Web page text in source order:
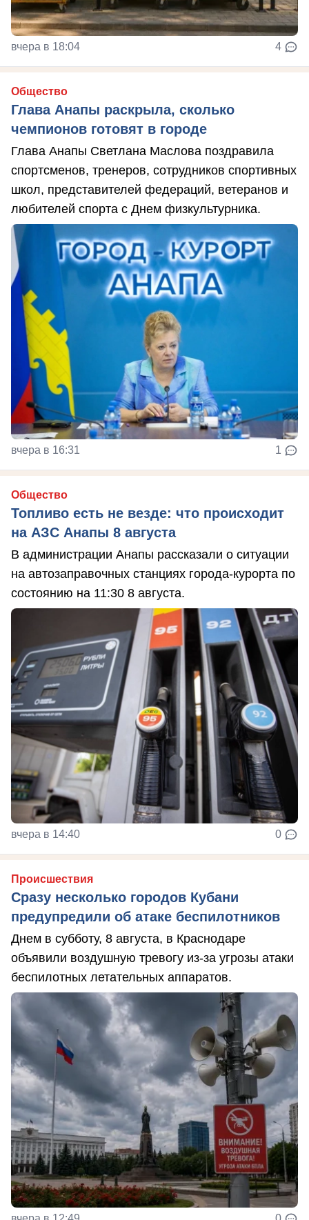
вчера в 18:04 4
Общество
Глава Анапы раскрыла, сколько
чемпионов готовят в городе
Глава Анапы Светлана Маслова поздравила
спортсменов, тренеров, сотрудников спортивных
школ, представителей федераций, ветеранов и
любителей спорта с Днем физкультурника.
вчера в 16:31 1
Общество
Топливо есть не везде: что происходит
на АЗС Анапы 8 августа
В администрации Анапы рассказали о ситуации
на автозаправочных станциях города-курорта по
состоянию на 11:30 8 августа.
вчера в 14:40 0
Происшествия
Сразу несколько городов Кубани
предупредили об атаке беспилотников
Днем в субботу, 8 августа, в Краснодаре
объявили воздушную тревогу из-за угрозы атаки
беспилотных летательных аппаратов.